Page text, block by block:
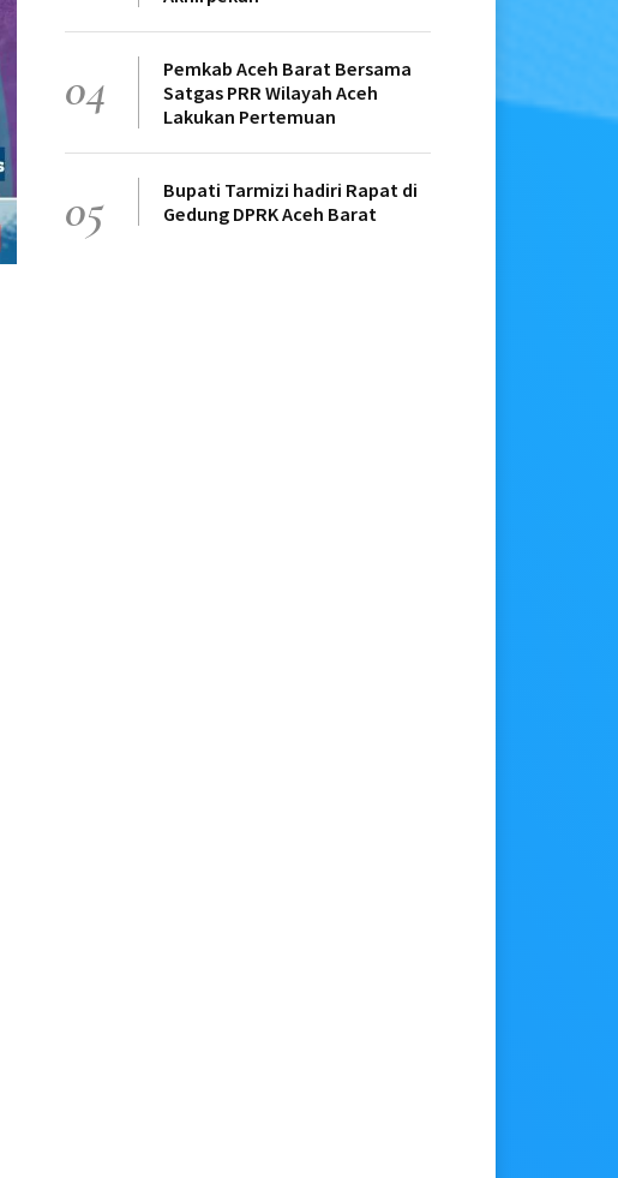
04
Pemkab Aceh Barat Bersama
Satgas PRR Wilayah Aceh
Lakukan Pertemuan
05
Bupati Tarmizi hadiri Rapat di
Gedung DPRK Aceh Barat